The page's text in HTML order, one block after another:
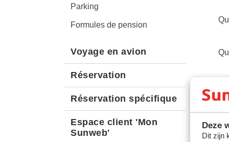
Deze
Dit zijn
Parking
Formules de pension
Voyage en avion
Réservation
Réservation spécifique
Espace client 'Mon
Sunweb'